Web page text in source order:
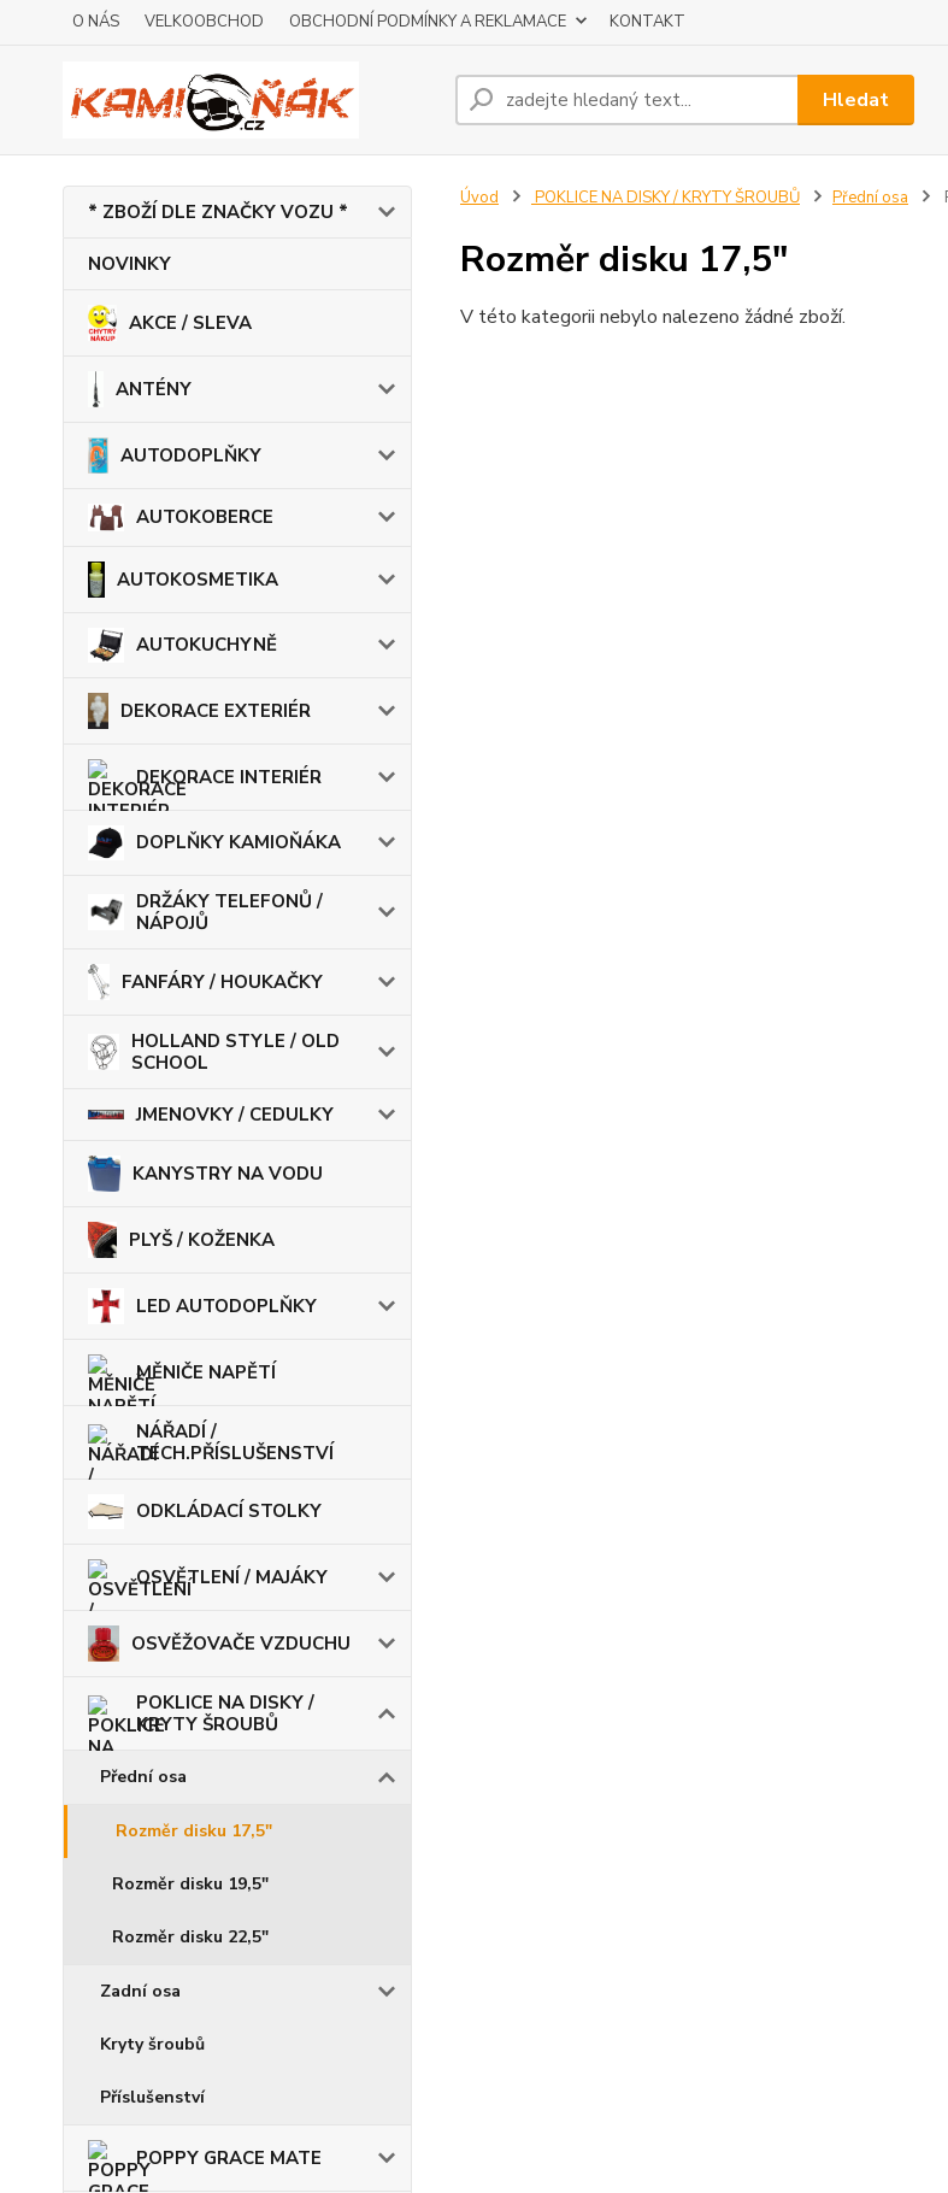
O NÁS VELKOOBCHOD OBCHODNÍ PODMÍNKY A REKLAMACE KONTAKT
Hledat
* ZBOŽÍ DLE ZNAČKY VOZU *
NOVINKY
AKCE / SLEVA
ANTÉNY
AUTODOPLŇKY
AUTOKOBERCE
AUTOKOSMETIKA
AUTOKUCHYNĚ
DEKORACE EXTERIÉR
DEKORACE INTERIÉR
DOPLŇKY KAMIOŇÁKA
DRŽÁKY TELEFONŮ /
NÁPOJŮ
FANFÁRY / HOUKAČKY
HOLLAND STYLE / OLD
SCHOOL
JMENOVKY / CEDULKY
KANYSTRY NA VODU
PLYŠ / KOŽENKA
LED AUTODOPLŇKY
MĚNIČE NAPĚTÍ
NÁŘADÍ /
TECH.PŘÍSLUŠENSTVÍ
ODKLÁDACÍ STOLKY
OSVĚTLENÍ / MAJÁKY
OSVĚŽOVAČE VZDUCHU
POKLICE NA DISKY /
KRYTY ŠROUBŮ
Přední osa
Rozměr disku 17,5"
Rozměr disku 19,5"
Rozměr disku 22,5"
Zadní osa
Kryty šroubů
Příslušenství
POPPY GRACE MATE
Úvod POKLICE NA DISKY / KRYTY ŠROUBŮ Přední osa
Rozměr disku 17,5"
V této kategorii nebylo nalezeno žádné zboží.